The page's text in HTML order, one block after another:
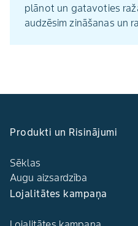
plānot un gatavoties
audzēsim zināšanas un
Produkti un Risinājumi
Sēklas
Augu aizsardzība
Lojalitātes kampaņa